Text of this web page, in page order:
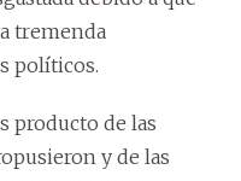
tremenda
políticos.
producto de las
y de las